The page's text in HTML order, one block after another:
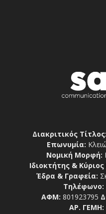
Διακριτικός Τίτλος:
Επωνυμία:
Νομική Μορφή:
Ιδιοκτήτης &
Έδρα & Γραφεία:
Τηλέφωνο:
ΑΦΜ: 801923795
ΑΡ. ΓΕΜΗ: